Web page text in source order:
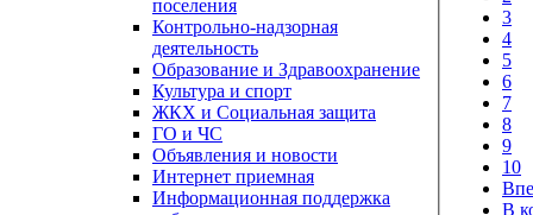
поселения
Контрольно-надзорная
деятельность
Образование и Здравоохранение
Культура и спорт
ЖКХ и Социальная защита
ГО и ЧС
Объявления и новости
Интернет приемная
Информационная поддержка
3
4
5
6
7
8
9
10
В